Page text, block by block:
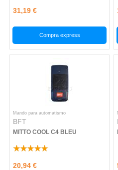
31,19 €
Compra express
Mando para automatismo
BFT
MITTO COOL C4 BLEU
20,94 €